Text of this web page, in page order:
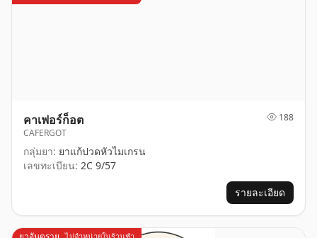
คาเฟอร์ก็อต
CAFERGOT
188
กลุ่มยา: ยาแก้ปวดหัวไมเกรน
เลขทะเบียน: 2C 9/57
รายละเอียด